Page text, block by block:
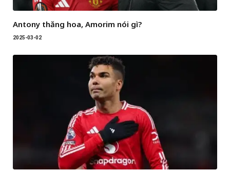
Antony thăng hoa, Amorim nói gì?
2025-03-02